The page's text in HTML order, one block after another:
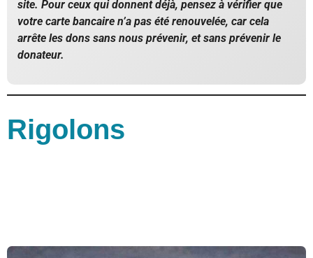
site. Pour ceux qui donnent déjà, pensez à vérifier que
votre carte bancaire n’a pas été renouvelée, car cela
arrête les dons sans nous prévenir, et sans prévenir le
donateur.
Rigolons